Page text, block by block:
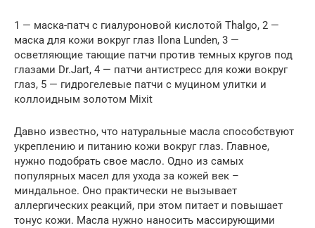
1 — маска-патч с гиалуроновой кислотой Thalgo, 2 —
маска для кожи вокруг глаз Ilona Lunden, 3 —
осветляющие тающие патчи против темных кругов под
глазами Dr.Jart, 4 — патчи антистресс для кожи вокруг
глаз, 5 — гидрогелевые патчи с муцином улитки и
коллоидным золотом Mixit
Давно известно, что натуральные масла способствуют
укреплению и питанию кожи вокруг глаз. Главное,
нужно подобрать свое масло. Одно из самых
популярных масел для ухода за кожей век –
миндальное. Оно практически не вызывает
аллергических реакций, при этом питает и повышает
тонус кожи. Масла нужно наносить массирующими